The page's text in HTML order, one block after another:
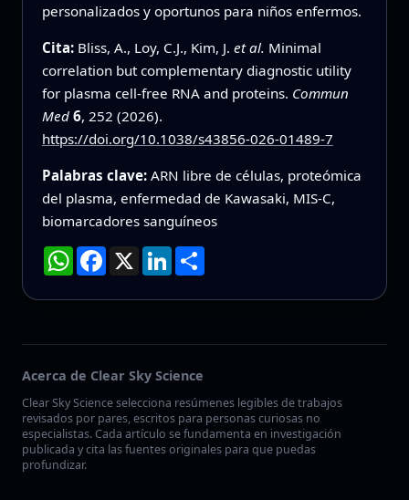
personalizados y oportunos para niños enfermos.
Cita: Bliss, A., Loy, C.J., Kim, J. et al. Minimal
correlation but complementary diagnostic utility
for plasma cell-free RNA and proteins. Commun
Med 6, 252 (2026).
https://doi.org/10.1038/s43856-026-01489-7
Palabras clave: ARN libre de células, proteómica
del plasma, enfermedad de Kawasaki, MIS-C,
biomarcadores sanguíneos
WhatsApp
Facebook
X LinkedInCompartir
Acerca de Clear Sky Science
Clear Sky Science selecciona resúmenes legibles de trabajos
revisados por pares, escritos para personas curiosas no
especialistas. Cada artículo se fundamenta en investigación
publicada y cita las fuentes originales para que puedas
profundizar.